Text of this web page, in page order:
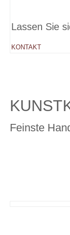
Lassen Sie
KONTAKT
Feinste